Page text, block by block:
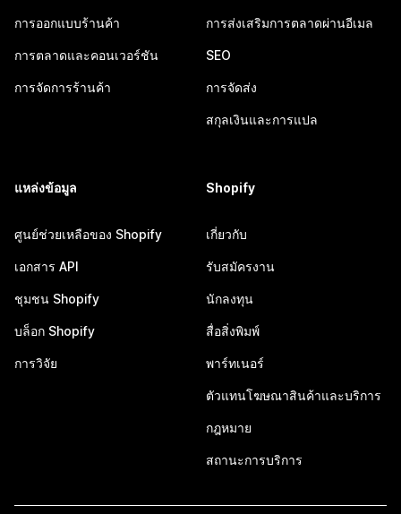
การออกแบบร้านค้า
การตลาดและคอนเวอร์ชัน
การจัดการร้านค้า
การส่งเสริมการตลาดผ่านอีเมล
SEO
การจัดส่ง
สกุลเงินและการแปล
แหล่งข้อมูล
ศูนย์ช่วยเหลือของ Shopify
เอกสาร API
ชุมชน Shopify
บล็อก Shopify
การวิจัย
Shopify
เกี่ยวกับ
รับสมัครงาน
นักลงทุน
สื่อสิ่งพิมพ์
พาร์ทเนอร์
ตัวแทนโฆษณาสินค้าและบริการ
กฎหมาย
สถานะการบริการ